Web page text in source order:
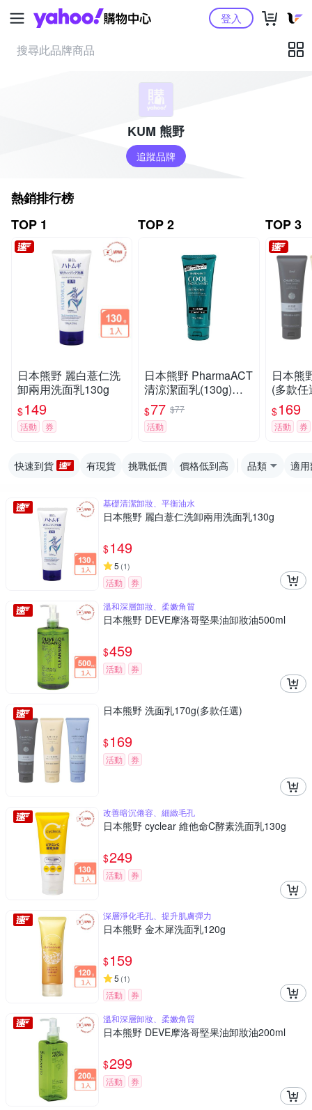
Yahoo購物中心登入
KUM 熊野
追蹤品牌
熱銷排行榜
TOP 1
日本熊野 麗白薏仁洗
卸兩用洗面乳130g
$149
活動 券
TOP 2
日本熊野 PharmaACT
清涼潔面乳(130g)
【小三美日】
$77 $77
活動
TOP 3
日本熊
(多款任
$169
活動 券
快速到貨 有現貨 挑戰低價 價格低到高 品類 適
基礎清潔卸妝、平衡油水
日本熊野 麗白薏仁洗卸兩用洗面乳130g
$149
5 (1)
活動
券
溫和深層卸妝、柔嫩角質
日本熊野 DEVE摩洛哥堅果油卸妝油500ml
$459
活動 券
日本熊野 洗面乳170g(多款任選)
$169
活動 券
改善暗沉倦容、細緻毛孔
日本熊野 cyclear 維他命C酵素洗面乳130g
$249
活動 券
深層淨化毛孔、提升肌膚彈力
日本熊野 金木犀洗面乳120g
$159
5 (1)
活動
券
溫和深層卸妝、柔嫩角質
日本熊野 DEVE摩洛哥堅果油卸妝油200ml
$299
活動 券